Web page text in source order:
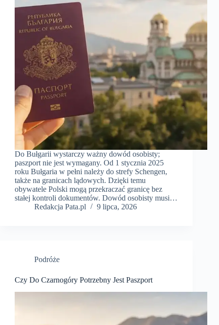
Do Bułgarii wystarczy ważny dowód osobisty;
paszport nie jest wymagany. Od 1 stycznia 2025
roku Bułgaria w pełni należy do strefy Schengen,
także na granicach lądowych. Dzięki temu
obywatele Polski mogą przekraczać granicę bez
stałej kontroli dokumentów. Dowód osobisty musi…
Redakcja Pata.pl
9 lipca, 2026
Podróże
Czy Do Czarnogóry Potrzebny Jest Paszport